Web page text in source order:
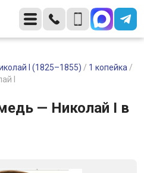
I (1825–1855) / 1 копейка /
I
— Николай I в